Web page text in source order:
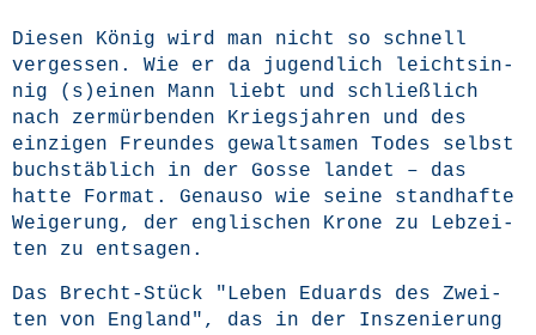
Die­sen König wird man nicht so schnell
ver­ges­sen. Wie er da jugend­lich leicht­sin­
nig (s)einen Mann liebt und schließ­lich
nach zer­mür­ben­den Kriegs­jah­ren und des
ein­zi­gen Freun­des gewalt­sa­men Todes selbst
buch­stäb­lich in der Gos­se lan­det – das
hat­te For­mat. Genau­so wie sei­ne stand­haf­te
Wei­ge­rung, der eng­li­schen Kro­ne zu Leb­zei­
ten zu entsagen.
Das Brecht-Stück "Leben Edu­ards des Zwei­
ten von Eng­land", das in der Insze­nie­rung